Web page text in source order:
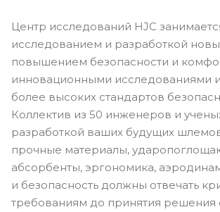
Центр исследований HJC
исследованием и разработкой
повышением безопасности и
инновационными исследованиями
более высоких стандартов
Коллектив из 50 инженеров и
разработкой ваших будущих
прочные материалы,
абсорбенты, эргономика,
и безопасность должны отвечать
требованиям до принятия решения